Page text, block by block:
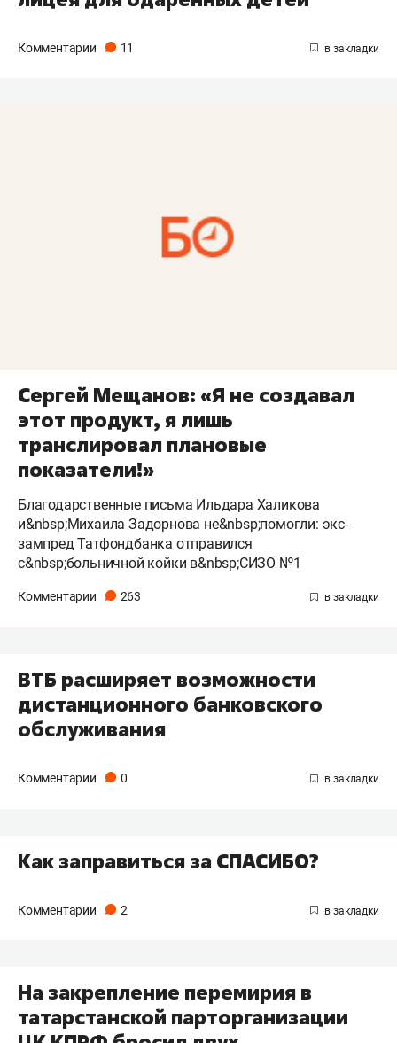
Комментарии 11
Сергей Мещанов: «Я не создавал
этот продукт, я лишь
транслировал плановые
показатели!»
Благодарственные письма Ильдара Халикова
и&nbsp;Михаила Задорнова не&nbsp;помогли: экс-
зампред Татфондбанка отправился
с&nbsp;больничной койки в&nbsp;СИЗО №1
Комментарии 263
ВТБ расширяет возможности
дистанционного банковского
обслуживания
Комментарии 0
Как заправиться за СПАСИБО?
Комментарии 2
На закрепление перемирия в
татарстанской парторганизации